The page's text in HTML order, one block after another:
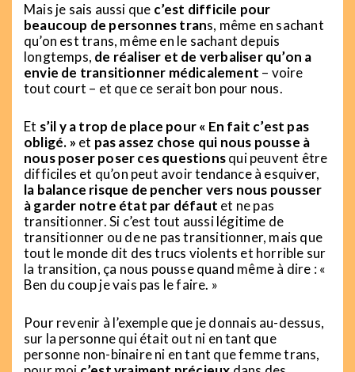
Mais je sais aussi que c’est difficile pour
beaucoup de personnes trans, même en sachant
qu’on est trans, même en le sachant depuis
longtemps, de réaliser et de verbaliser qu’on a
envie de transitionner médicalement – voire
tout court – et que ce serait bon pour nous.
Et s’il y a trop de place pour « En fait c’est pas
obligé. » et pas assez chose qui nous pousse à
nous poser poser ces questionsqui peuvent être
difficiles et qu’on peut avoir tendance à esquiver,
la balance risque de pencher vers nous pousser
à garder notre état par défaut et ne pas
transitionner. Si c’est tout aussi légitime de
transitionner ou de ne pas transitionner, mais que
tout le monde dit des trucs violents et horrible sur
la transition, ça nous pousse quand même à dire : «
Ben du coup je vais pas le faire. »
Pour revenir à l’exemple que je donnais au-dessus,
sur la personne qui était out ni en tant que
personne non-binaire ni en tant que femme trans,